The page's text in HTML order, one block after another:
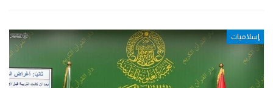
إسلاميات